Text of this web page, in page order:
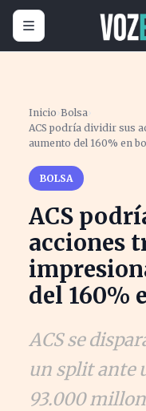
Inicio ›Bolsa›
ACS podría dividir sus
aumento del 160% en
BOLSA
ACS
acciones
del 160%
ACS se
un split ante
93.000